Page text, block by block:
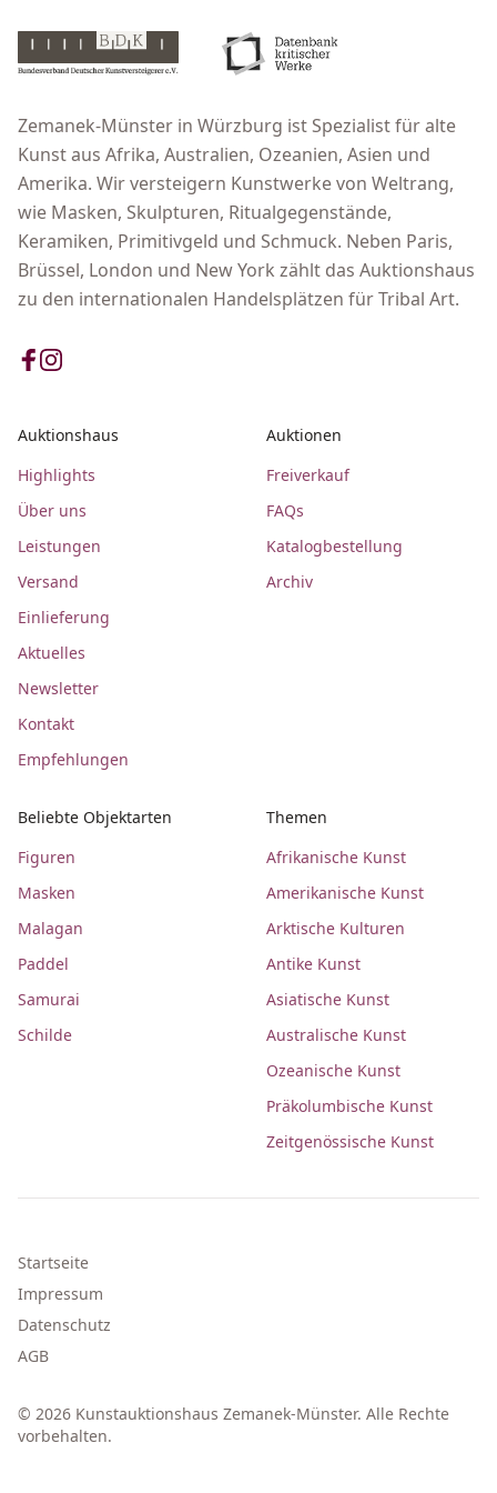
Zemanek-Münster in Würzburg ist Spezialist für alte
Kunst aus Afrika, Australien, Ozeanien, Asien und
Amerika. Wir versteigern Kunstwerke von Weltrang,
wie Masken, Skulpturen, Ritualgegenstände,
Keramiken, Primitivgeld und Schmuck. Neben Paris,
Brüssel, London und New York zählt das Auktionshaus
zu den internationalen Handelsplätzen für Tribal Art.
Auktionshaus
Highlights
Über uns
Leistungen
Versand
Einlieferung
Aktuelles
Newsletter
Kontakt
Empfehlungen
Auktionen
Freiverkauf
FAQs
Katalogbestellung
Archiv
Beliebte Objektarten
Figuren
Masken
Malagan
Paddel
Samurai
Schilde
Themen
Afrikanische Kunst
Amerikanische Kunst
Arktische Kulturen
Antike Kunst
Asiatische Kunst
Australische Kunst
Ozeanische Kunst
Präkolumbische Kunst
Zeitgenössische Kunst
Startseite
Impressum
Datenschutz
AGB
© 2026 Kunstauktionshaus Zemanek-Münster. Alle Rechte
vorbehalten.